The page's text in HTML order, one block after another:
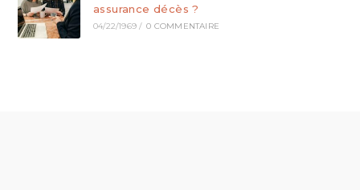
assurance décès ?
04/22/1969 / 0 COMMENTAIRE